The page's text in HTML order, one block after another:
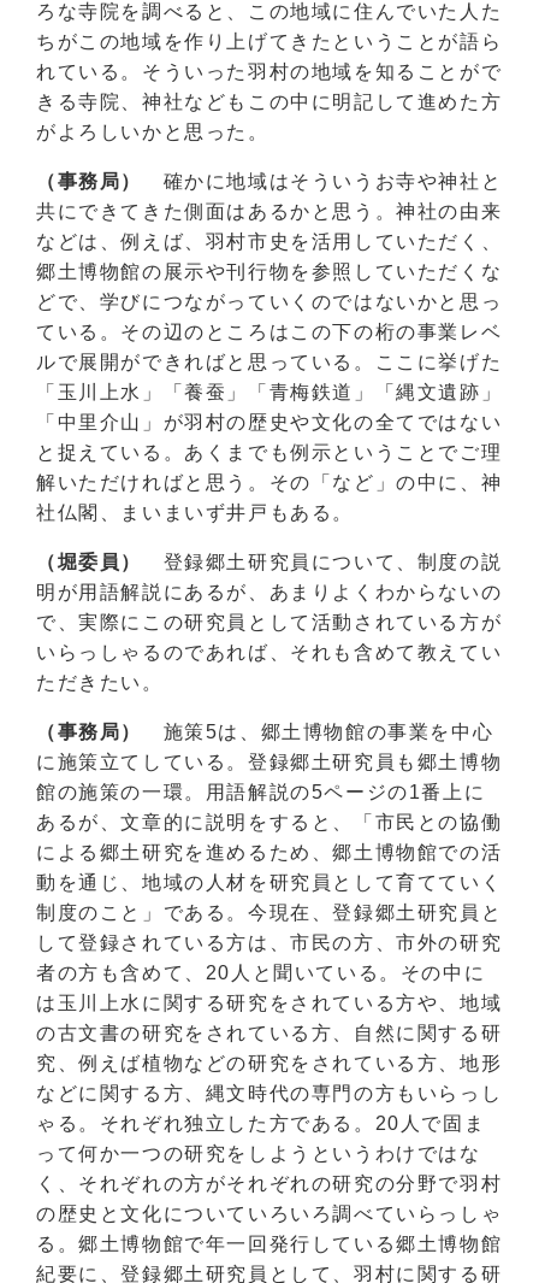
ろな寺院を調べると、この地域に住んでいた人た
ちがこの地域を作り上げてきたということが語ら
れている。そういった羽村の地域を知ることがで
きる寺院、神社などもこの中に明記して進めた方
がよろしいかと思った。
（事務局）
確かに地域はそういうお寺や神社と
共にできてきた側面はあるかと思う。神社の由来
などは、例えば、羽村市史を活用していただく、
郷土博物館の展示や刊行物を参照していただくな
どで、学びにつながっていくのではないかと思っ
ている。その辺のところはこの下の桁の事業レベ
ルで展開ができればと思っている。ここに挙げた
「玉川上水」「養蚕」「青梅鉄道」「縄文遺跡」
「中里介山」が羽村の歴史や文化の全てではない
と捉えている。あくまでも例示ということでご理
解いただければと思う。その「など」の中に、神
社仏閣、まいまいず井戸もある。
（堀委員）
登録郷土研究員について、制度の説
明が用語解説にあるが、あまりよくわからないの
で、実際にこの研究員として活動されている方が
いらっしゃるのであれば、それも含めて教えてい
ただきたい。
（事務局）
施策5は、郷土博物館の事業を中心
に施策立てしている。登録郷土研究員も郷土博物
館の施策の一環。用語解説の5ページの1番上に
あるが、文章的に説明をすると、「市民との協働
による郷土研究を進めるため、郷土博物館での活
動を通じ、地域の人材を研究員として育てていく
制度のこと」である。今現在、登録郷土研究員と
して登録されている方は、市民の方、市外の研究
者の方も含めて、20人と聞いている。その中に
は玉川上水に関する研究をされている方や、地域
の古文書の研究をされている方、自然に関する研
究、例えば植物などの研究をされている方、地形
などに関する方、縄文時代の専門の方もいらっし
ゃる。それぞれ独立した方である。20人で固ま
って何か一つの研究をしようというわけではな
く、それぞれの方がそれぞれの研究の分野で羽村
の歴史と文化についていろいろ調べていらっしゃ
る。郷土博物館で年一回発行している郷土博物館
紀要に、登録郷土研究員として、羽村に関する研